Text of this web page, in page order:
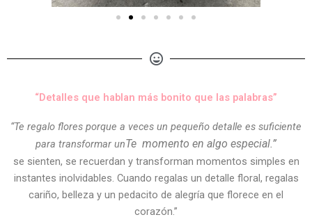
“Detalles que hablan más bonito que las palabras”
“Te regalo flores porque a veces un pequeño detalle es suficiente
para transformar unTe momento en algo especial.”
se sienten, se recuerdan y transforman momentos simples en
instantes inolvidables. Cuando regalas un detalle floral, regalas
cariño, belleza y un pedacito de alegría que florece en el
corazón.”